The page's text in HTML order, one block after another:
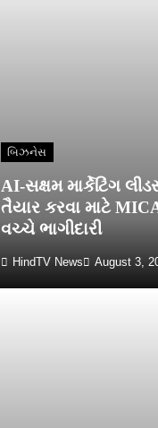
બિઝનેસ
AI-સક્ષમ માર્કેટિંગ
તૈયાર કરવા માટે
વચ્ચે ભાગીદારી
HindTV News August 3,